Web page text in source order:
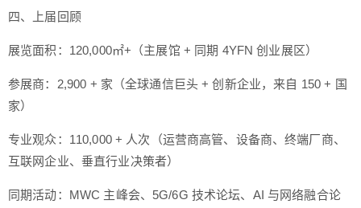
四、上届回顾
展览面积：120,000㎡+（主展馆 + 同期 4YFN 创业展区）
参展商：2,900 + 家（全球通信巨头 + 创新企业，来自 150 + 国
家）
专业观众：110,000 + 人次（运营商高管、设备商、终端厂商、
互联网企业、垂直行业决策者）
同期活动：MWC 主峰会、5G/6G 技术论坛、AI 与网络融合论